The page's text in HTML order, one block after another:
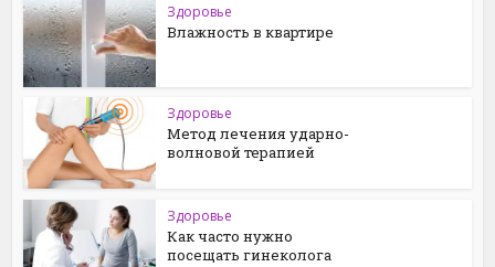
Здоровье
Влажность в квартире
Здоровье
Метод лечения ударно-
волновой терапией
Здоровье
Как часто нужно
посещать гинеколога